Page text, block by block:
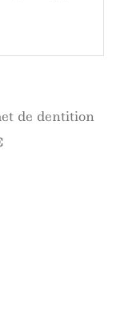
de dentition